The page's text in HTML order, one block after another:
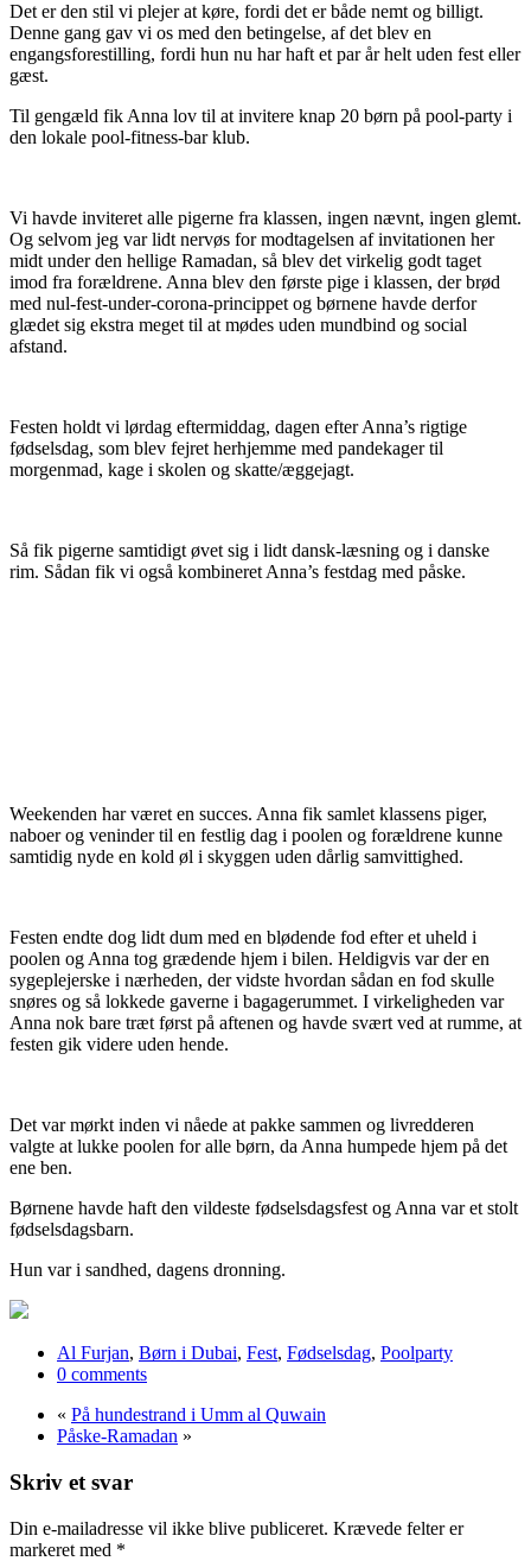
Det er den stil vi plejer at køre, fordi det er både nemt og billigt.
Denne gang gav vi os med den betingelse, af det blev en
engangsforestilling, fordi hun nu har haft et par år helt uden fest eller
gæst.
Til gengæld fik Anna lov til at invitere knap 20 børn på pool-party i
den lokale pool-fitness-bar klub.
Vi havde inviteret alle pigerne fra klassen, ingen nævnt, ingen glemt.
Og selvom jeg var lidt nervøs for modtagelsen af invitationen her
midt under den hellige Ramadan, så blev det virkelig godt taget
imod fra forældrene. Anna blev den første pige i klassen, der brød
med nul-fest-under-corona-princippet og børnene havde derfor
glædet sig ekstra meget til at mødes uden mundbind og social
afstand.
Festen holdt vi lørdag eftermiddag, dagen efter Anna’s rigtige
fødselsdag, som blev fejret herhjemme med pandekager til
morgenmad, kage i skolen og skatte/æggejagt.
Så fik pigerne samtidigt øvet sig i lidt dansk-læsning og i danske
rim. Sådan fik vi også kombineret Anna’s festdag med påske.
Weekenden har været en succes. Anna fik samlet klassens piger,
naboer og veninder til en festlig dag i poolen og forældrene kunne
samtidig nyde en kold øl i skyggen uden dårlig samvittighed.
Festen endte dog lidt dum med en blødende fod efter et uheld i
poolen og Anna tog grædende hjem i bilen. Heldigvis var der en
sygeplejerske i nærheden, der vidste hvordan sådan en fod skulle
snøres og så lokkede gaverne i bagagerummet. I virkeligheden var
Anna nok bare træt først på aftenen og havde svært ved at rumme, at
festen gik videre uden hende.
Det var mørkt inden vi nåede at pakke sammen og livredderen
valgte at lukke poolen for alle børn, da Anna humpede hjem på det
ene ben.
Børnene havde haft den vildeste fødselsdagsfest og Anna var et stolt
fødselsdagsbarn.
Hun var i sandhed, dagens dronning.
Al Furjan, Børn i Dubai, Fest, Fødselsdag, Poolparty
0 comments
« På hundestrand i Umm al Quwain
Påske-Ramadan »
Skriv et svar
Din e-mailadresse vil ikke blive publiceret. Krævede felter er
markeret med *